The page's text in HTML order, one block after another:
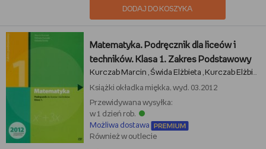
DODAJ DO KOSZYKA
Matematyka. Podręcznik dla liceów i
techników. Klasa 1. Zakres Podstawowy
Kurczab Marcin Świda Elżbieta
Kurczab Elżbieta
Książki okładka miękka, wyd. 03.2012
Przewidywana wysyłka:
w 1 dzień rob.
Możliwa dostawa
Również w outlecie